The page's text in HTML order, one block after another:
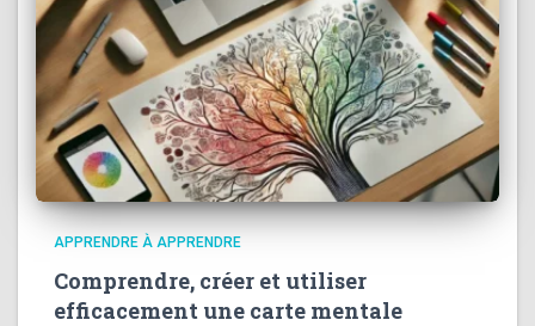
APPRENDRE À APPRENDRE
Comprendre, créer et utiliser
efficacement une carte mentale